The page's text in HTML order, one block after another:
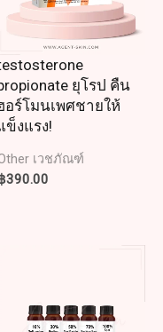
ยุโรป คืน
อร์โมนเพศชายให้
ข็งแรง!
เวชภัณฑ์
390.00